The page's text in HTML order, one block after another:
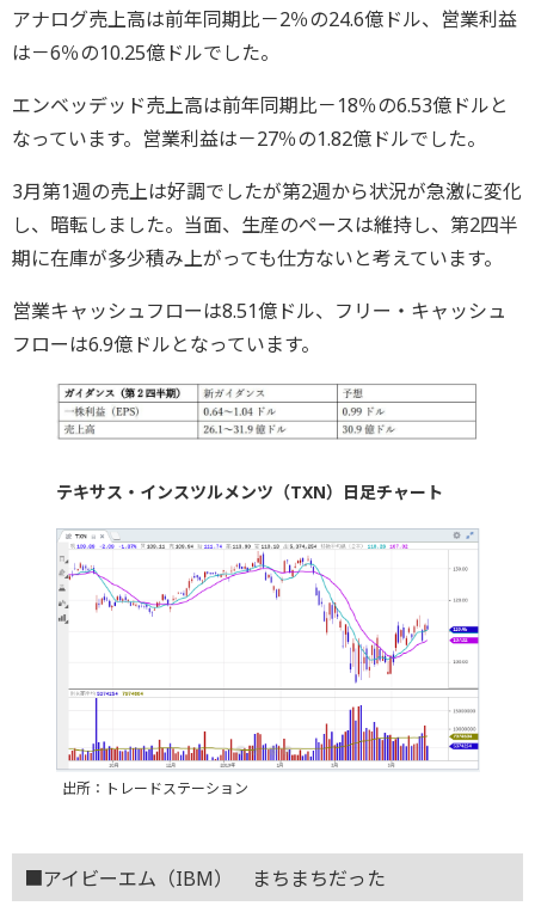
アナログ売上高は前年同期比－2％の24.6億ドル、営業利益
は－6％の10.25億ドルでした。
エンベッデッド売上高は前年同期比－18％の6.53億ドルと
なっています。営業利益は－27％の1.82億ドルでした。
3月第1週の売上は好調でしたが第2週から状況が急激に変化
し、暗転しました。当面、生産のペースは維持し、第2四半
期に在庫が多少積み上がっても仕方ないと考えています。
営業キャッシュフローは8.51億ドル、フリー・キャッシュ
フローは6.9億ドルとなっています。
テキサス・インスツルメンツ（TXN）日足チャート
出所：トレードステーション
■アイビーエム（IBM） まちまちだった